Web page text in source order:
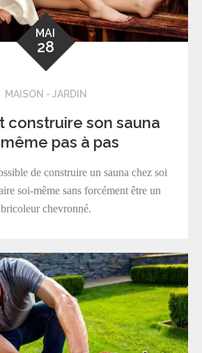
MAI
28
MAISON - JARDIN
construire son sauna
pas à pas
de construire un sauna chez soi
soi-même sans forcément être un
bricoleur chevronné.